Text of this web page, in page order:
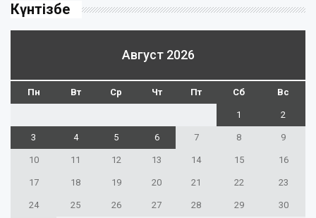
Күнтізбе
Август 2026
Пн Вт Ср Чт Пт Сб Вс
1 2
3 4 5 6 7 8 9
10 11 12 13 14 15 16
17 18 19 20 21 22 23
24 25 26 27 28 29 30